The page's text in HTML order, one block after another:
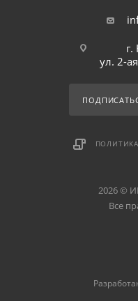
г.
ул. 2-
2026 ©
Все